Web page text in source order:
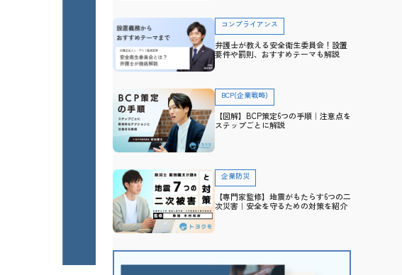
コンプライアンス
弁護士が教える安全衛生委員会！設置
要件や罰則、おすすめテーマも解説
BCP(企業戦略)
【図解】BCP策定6つの手順｜注意点を
ステップごとに解説
企業防災
【専門家監修】地震がもたらす6つの二
次災害｜安全を守るための対策を紹介